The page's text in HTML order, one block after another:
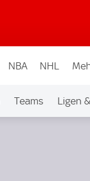
NBA NHL
Teams Ligen